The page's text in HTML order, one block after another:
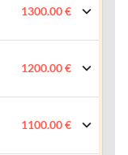
1300.00 €
1200.00 €
1100.00 €